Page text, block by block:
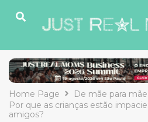
Home Page
De mãe para mãe
Por que as crianças estão
amigos?